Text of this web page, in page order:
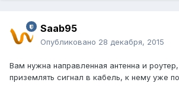
Saab95
Опубликовано 28 декабря, 2015
Вам нужна направленная антенна и
приземлять сигнал в кабель, к нему уже